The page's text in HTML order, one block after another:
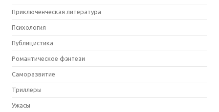
Приключенческая литература
Психология
Публицистика
Романтическое фэнтези
Саморазвитие
Триллеры
Ужасы